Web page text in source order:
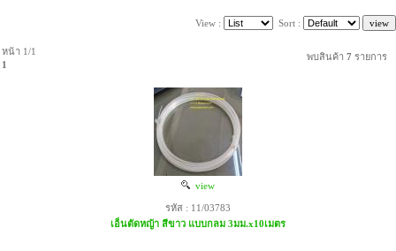
View : Sort :
หน้า 1/1
1
พบสินค้า 7 รายการ
view
รหัส : 11/03783
เอ็นตัดหญ้า สีขาว แบบกลม 3มม.x10เมตร